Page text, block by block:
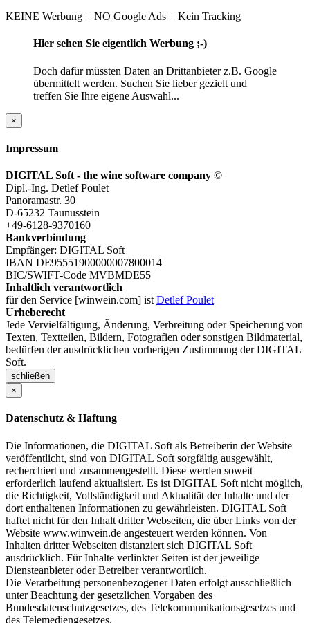
KEINE Werbung = NO Google Ads = Kein Tracking
Hier sehen Sie eigentlich Werbung ;-)
Doch dafür müssten Daten an Drittanbieter z.B. Google
übermittelt werden. Suchen Sie lieber gezielt und
treffen Sie Ihre eigene Auswahl...
×
Impressum
DIGITAL Soft - the wine software company ©
Dipl.-Ing. Detlef Poulet
Panoramastr. 30
D-65232 Taunusstein
+49-6128-9370160
Bankverbindung
Empfänger: DIGITAL Soft
IBAN DE95551900000007800014
BIC/SWIFT-Code MVBMDE55
Inhaltlich verantwortlich
für den Service [winwein.com] ist Detlef Poulet
Urheberecht
Jede Vervielfältigung, Änderung, Verbreitung oder Speicherung von
Texten, Textteilen, Bildern, Fotografien oder sonstigen Bildmaterial,
bedürfen der ausdrücklichen vorherigen Zustimmung der DIGITAL
Soft.
schließen
×
Datenschutz & Haftung
Die Informationen, die DIGITAL Soft als Betreiberin der Website
veröffentlicht, sind von DIGITAL Soft sorgfältig ausgewählt,
recherchiert und zusammengestellt. Diese werden soweit
erforderlich laufend aktualisiert. Es ist DIGITAL Soft nicht möglich,
die Richtigkeit, Vollständigkeit und Aktualität der Inhalte und der
dort enthaltenen Informationen zu gewährleisten. DIGITAL Soft
haftet nicht für den Inhalt dritter Webseiten, die über Links von der
Website www.winwein.de angesteuert werden können. Von
Inhalten dritter Webseiten distanziert sich DIGITAL Soft
ausdrücklich. Für Inhalte verlinkter Seiten ist der jeweilige
Diensteanbieter oder Betreiber verantwortlich.
Die Verarbeitung personenbezogener Daten erfolgt ausschließlich
unter Beachtung der gesetzlichen Vorgaben des
Bundesdatenschutzgesetzes, des Telekommunikationsgesetzes und
des Telemediengesetzes.